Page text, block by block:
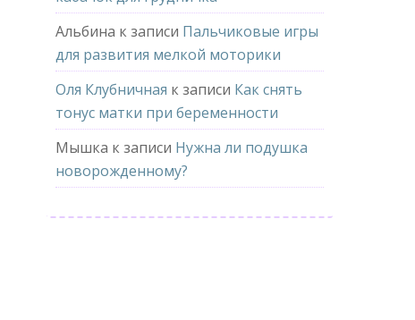
Альбина к записи Пальчиковые игры
для развития мелкой моторики
Оля Клубничная к записи Как снять
тонус матки при беременности
Мышка к записи Нужна ли подушка
новорожденному?